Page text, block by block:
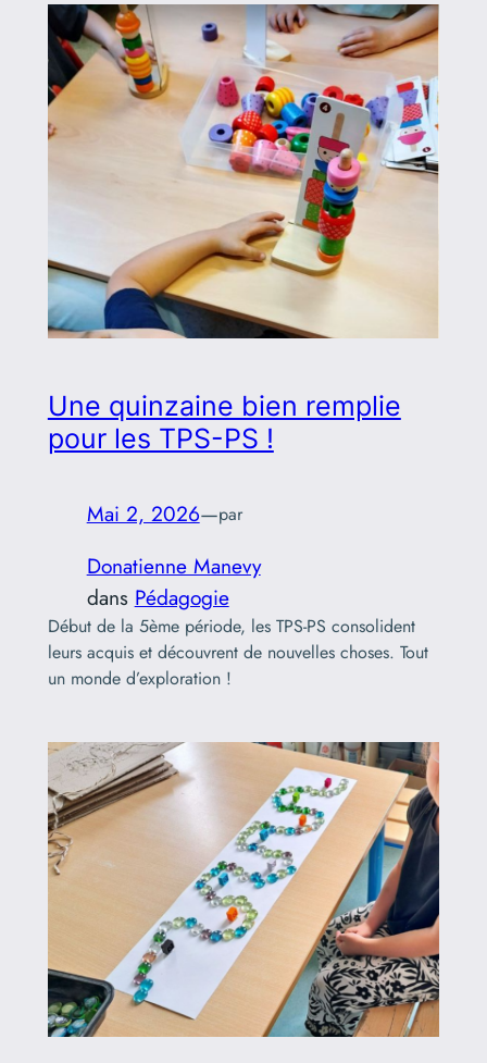
Une quinzaine bien remplie
pour les TPS-PS !
Mai 2, 2026—par
Donatienne Manevy
dans Pédagogie
Début de la 5ème période, les TPS-PS consolident
leurs acquis et découvrent de nouvelles choses. Tout
un monde d’exploration !